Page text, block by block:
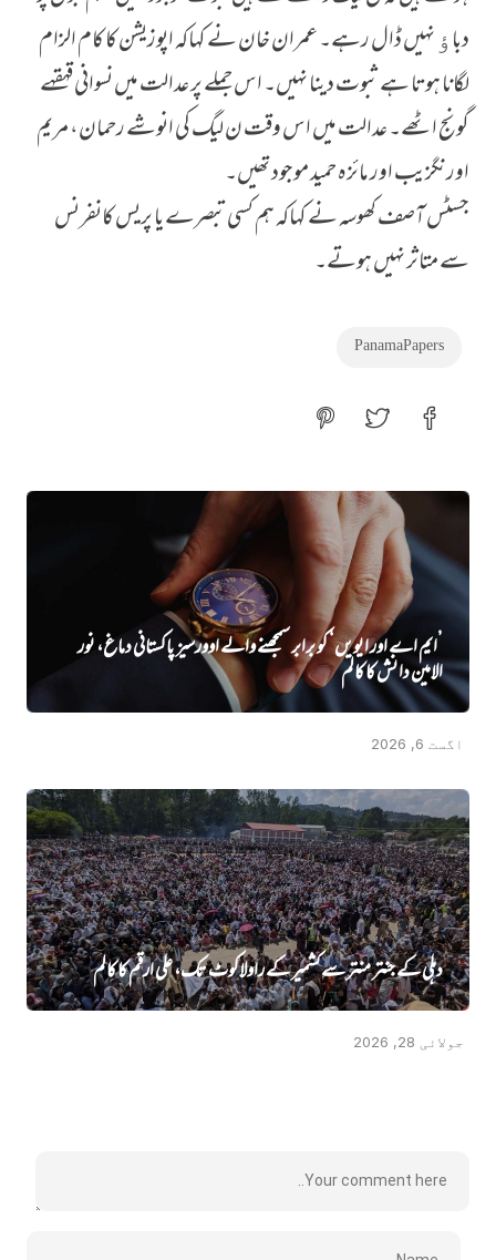
دباﺅ نہیں ڈال رہے۔ عمران خان نے کہاکہ اپوزیشن کا کام الزام
لگانا ہوتا ہے ثبوت دینا نہیں۔ اس جملے پر عدالت میں نسوانی قہقہے
گونج اٹھے۔ عدالت میں اس وقت ن لیگ کی انوشے رحمان، مریم
اورنگزیب اور مائزہ حمید موجود تھیں۔
جسٹس آصف کھوسہ نے کہاکہ ہم کسی تبصرے یا پریس کانفرنس
سے متاثر نہیں ہوتے۔
Panama Papers
’ایم اے اور ایویں‌‘ کو برابر سمجھنے والے اوورسیز پاکستانی دماغ، نور
الامین دانش کا کالم
اگست 6, 2026
دہلی کے جنتر منتر سے کشمیر کے راولاکوٹ تک، علی ارقم کا کالم
جولائی 28, 2026